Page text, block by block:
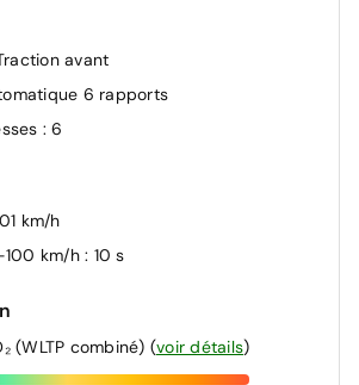
avant
6 rapports
: 6
km/h
km/h : 10 s
(WLTP combiné) (voir détails)